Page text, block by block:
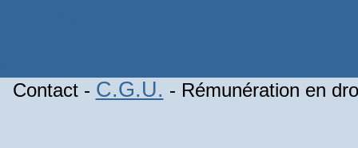
Contact - C.G.U. - Rémunération en